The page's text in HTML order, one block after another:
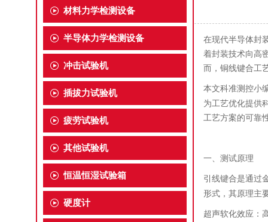
材料力学检测设备
半导体力学检测设备
冲击试验机
插拔力试验机
疲劳试验机
其他试验机
恒温恒湿试验箱
硬度计
在现代半导体封
着封装技术向高
而，铜线键合工
本文科准测控小
为工艺优化提供
工艺方案的可靠
一、测试原理
引线键合是通过
形式，其原理主
超声软化效应：